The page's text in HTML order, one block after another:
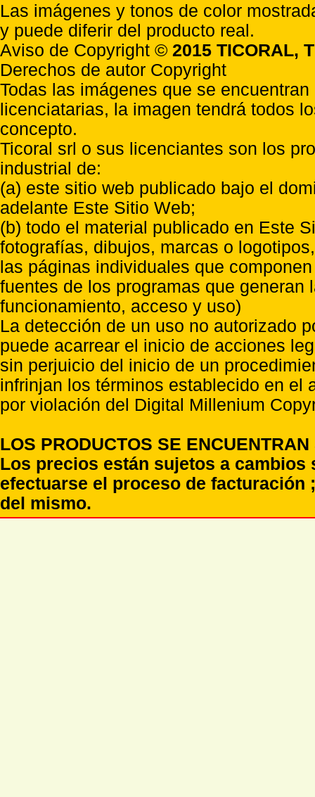
Las imágenes y tonos de color
y puede diferir del producto real.
Aviso de Copyright © 2015 TICORAL,
Derechos de autor Copyright
Todas las imágenes que se
licenciatarias, la imagen tendrá todos
concepto.
Ticoral srl o sus licenciantes son los
industrial de:
(a) este sitio web publicado bajo el
adelante Este Sitio Web;
(b) todo el material publicado en Este
fotografías, dibujos, marcas o
las páginas individuales que
fuentes de los programas que
funcionamiento, acceso y uso)
La detección de un uso no autorizado
puede acarrear el inicio de acciones
sin perjuicio del inicio de un
infrinjan los términos establecido en el
por violación del Digital Millenium
LOS PRODUCTOS SE
Los precios están sujetos a
efectuarse el proceso de
del mismo.